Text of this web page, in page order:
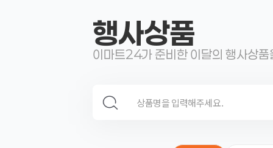
행사상품
이마트24가 준비한 이달의 행사상품